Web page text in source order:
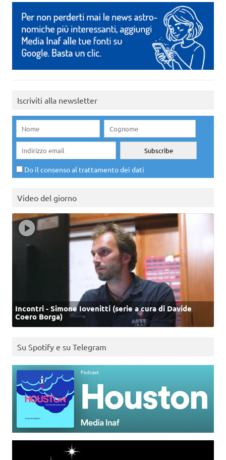
Iscriviti alla newsletter
Do il consenso al trattamento dei dati
Video del giorno
Incontri - Simone Iovenitti (serie a cura di Davide
Coero Borga)
Su Spotify e su Telegram